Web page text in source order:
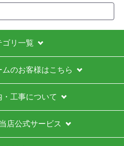
ゴリ一覧
のお客様はこちら
・工事について
店公式サービス